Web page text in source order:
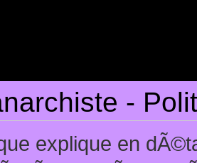
-
explique en